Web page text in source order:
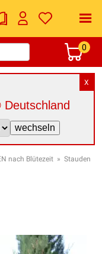
0
X
nach Blütezeit » Stauden